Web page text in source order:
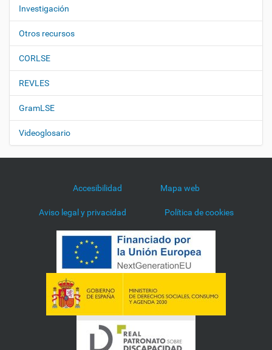
Investigación
Otros recursos
CORLSE
REVLES
GramLSE
Videoglosario
Accesibilidad Mapa web
Aviso legal y privacidad Política de cookies